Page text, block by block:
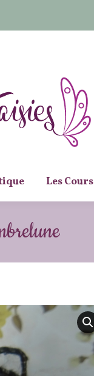
Les Cours